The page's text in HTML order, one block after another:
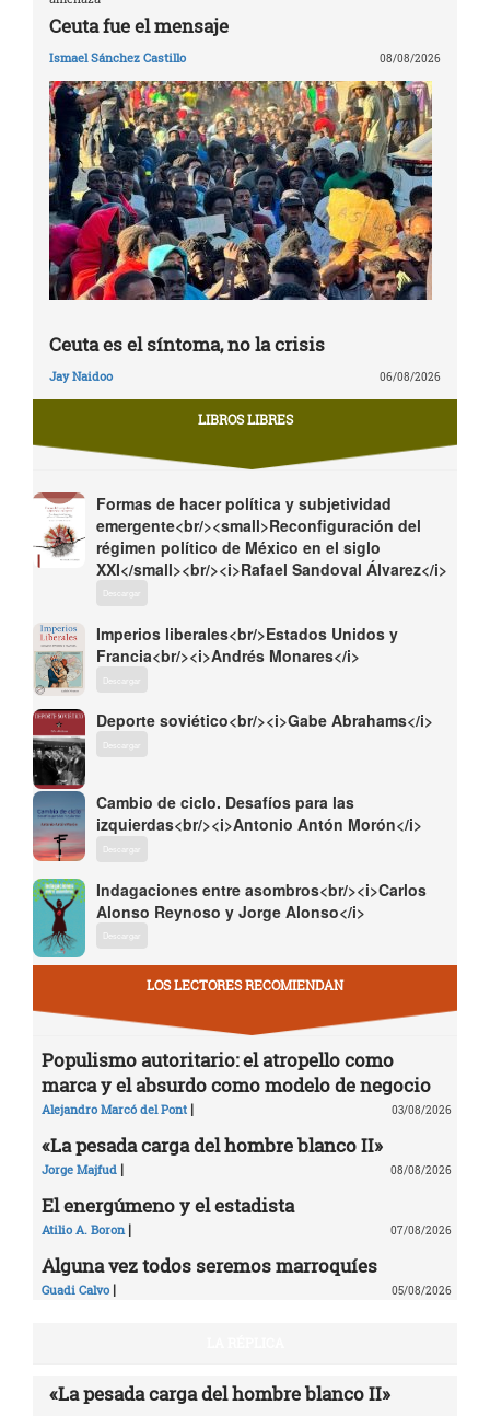
Ceuta fue el mensaje
Ismael Sánchez Castillo 08/08/2026
Ceuta es el síntoma, no la crisis
Jay Naidoo 06/08/2026
LIBROS LIBRES
Formas de hacer política y subjetividad
emergente<br/><small>Reconfiguración del
régimen político de México en el siglo
XXI</small><br/><i>Rafael Sandoval Álvarez</i>
Descargar
Imperios liberales<br/>Estados Unidos y
Francia<br/><i>Andrés Monares</i>
Descargar
Deporte soviético<br/><i>Gabe Abrahams</i>
Descargar
Cambio de ciclo. Desafíos para las
izquierdas<br/><i>Antonio Antón Morón</i>
Descargar
Indagaciones entre asombros<br/><i>Carlos
Alonso Reynoso y Jorge Alonso</i>
Descargar
LOS LECTORES RECOMIENDAN
Populismo autoritario: el atropello como
marca y el absurdo como modelo de negocio
Alejandro Marcó del Pont | 03/08/2026
«La pesada carga del hombre blanco II»
Jorge Majfud | 08/08/2026
El energúmeno y el estadista
Atilio A. Boron | 07/08/2026
Alguna vez todos seremos marroquíes
Guadi Calvo | 05/08/2026
«La pesada carga del hombre blanco II»